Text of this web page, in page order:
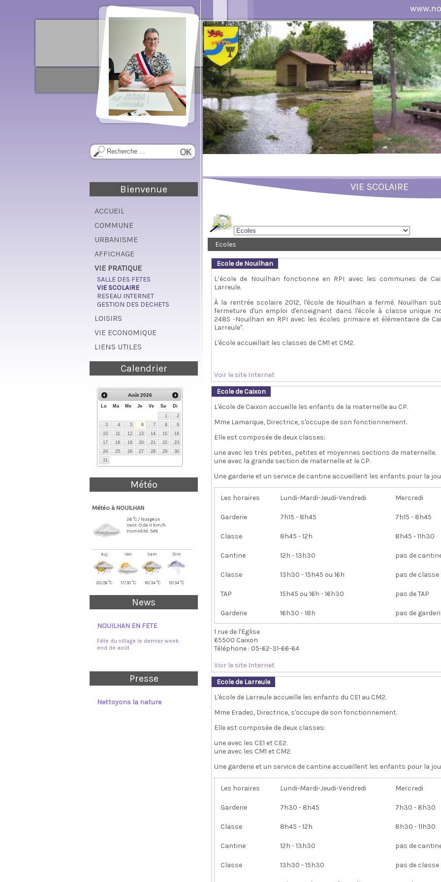
VIE SCOLAIRE
Bienvenue
ACCUEIL
COMMUNE
URBANISME
AFFICHAGE
VIE PRATIQUE
SALLE DES FETES
VIE SCOLAIRE
RESEAU INTERNET
GESTION DES DECHETS
LOISIRS
VIE ECONOMIQUE
LIENS UTILES
Calendrier
Août 2026
Lu Ma Me Je Ve Sa
Di
1
2
3
4 5 6 7 8
9
10
11 12 13 14 15
16
17
18 19 20 21 22
23
24
25 26 27 28 29
30
31
Météo
Météo à NOUILHAN
26 °C / Nuageux
Vent: O de 11 km/h
Humidité: 54%
Auj
20/26 °C
Ven
17/30 °C
Sam
18/34 °C
Dim
19/34 °C
News
NOUILHAN EN FETE
Fête du village le dernier week
end de août
Presse
Nettoyons la nature
Ecoles
Ecole de Nouilhan
L’école de Nouilhan fonctionne en RPI avec les communes de
Larreule.
À la rentrée scolaire 2012, l'école de Nouilhan a fermé. Nouilhan
fermeture d'un emploi d'enseignant dans l'école à classe unique
248S -Nouilhan en RPI avec les écoles primaire et élémentaire de
Larreule".
L'école accueillait les classes de CM1 et CM2.
Voir le site Internet
Ecole de Caixon
L'école de Caixon accueille les enfants de la maternelle au CP.
Mme Lamarque, Directrice, s'occupe de son fonctionnement.
Elle est composée de deux classes:
une avec les très petites, petites et moyennes sections de maternelle.
une avec la grande section de maternelle et le CP.
Une garderie et un service de cantine accueillent les enfants pour la
Les horaires Lundi-Mardi-Jeudi-Vendredi Mercredi
Garderie 7h15 - 8h45 7h15 - 8h45
Classe 8h45 - 12h 8h45 - 11h30
Cantine 12h - 13h30 pas de
Classe 13h30 - 15h45 ou 16h pas de classe
TAP 15h45 ou 16h - 16h30 pas de TAP
Garderie 16h30 - 18h pas de
1 rue de l'Eglise
65500 Caixon
Téléphone : 05-62-31-66-64
Voir le site Internet
Ecole de Larreule
L'école de Larreule accueille les enfants du CE1 au CM2.
Mme Erades, Directrice, s'occupe de son fonctionnement.
Elle est composée de deux classes:
une avec les CE1 et CE2.
une avec les CM1 et CM2.
Une garderie et un service de cantine accueillent les enfants pour la
Les horaires Lundi-Mardi-Jeudi-Vendredi Mercredi
Garderie 7h30 - 8h45 7h30 - 8h30
Classe 8h45 - 12h 8h30 - 11h30
Cantine 12h - 13h30 pas de
Classe 13h30 - 15h30 pas de classe